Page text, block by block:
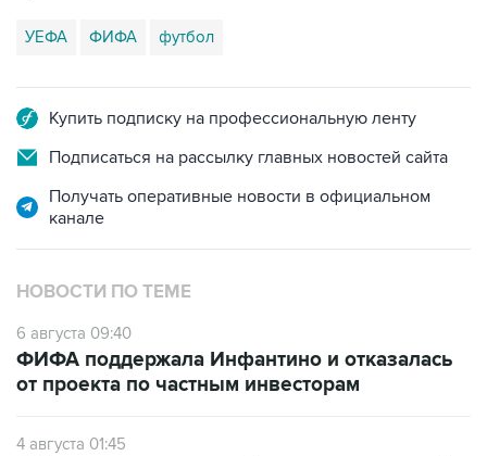
УЕФА ФИФА футбол
Купить подписку на профессиональную ленту
Подписаться на рассылку главных новостей сайта
Получать оперативные новости в официальном
канале
НОВОСТИ ПО ТЕМЕ
6 августа 09:40
ФИФА поддержала Инфантино и отказалась
от проекта по частным инвесторам
4 августа 01:45